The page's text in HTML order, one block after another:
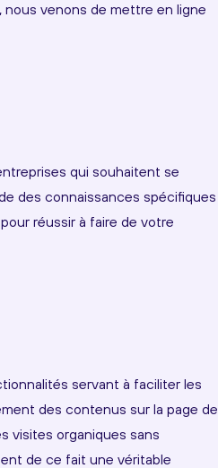
nous venons de mettre en ligne
qui souhaitent se
des connaissances spécifiques
réussir à faire de votre
servant à faciliter les
des contenus sur la page de
visites organiques sans
de ce fait une véritable